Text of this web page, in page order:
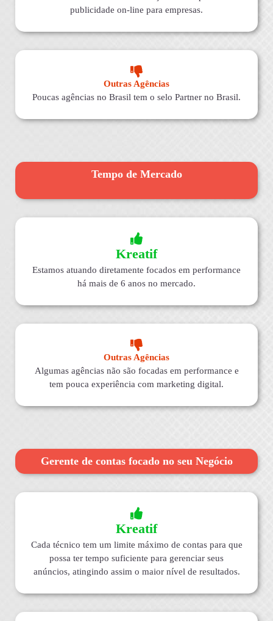
publicidade on-line para empresas.
Outras Agências
Poucas agências no Brasil tem o selo Partner no Brasil.
Tempo de Mercado
Kreatif
Estamos atuando diretamente focados em performance
há mais de 6 anos no mercado.
Outras Agências
Algumas agências não são focadas em performance e
tem pouca experiência com marketing digital.
Gerente de contas focado no seu Negócio
Kreatif
Cada técnico tem um limite máximo de contas para que
possa ter tempo suficiente para gerenciar seus
anúncios, atingindo assim o maior nível de resultados.